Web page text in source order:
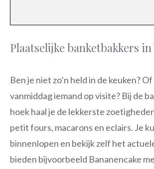
Plaatselijke banketbakkers in
Ben je niet zo’n held in de keuken?
vanmiddag iemand op visite? Bij de
hoek haal je de lekkerste
petit fours, macarons en eclairs. Je
binnenlopen en bekijk zelf het
bieden bijvoorbeeld Bananencake